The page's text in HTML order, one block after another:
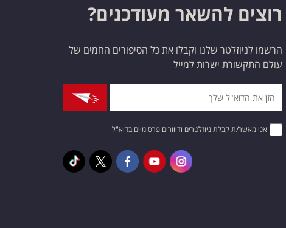
רוצים להשאר מעודכנים?
הרשמו לניוזלטר שלנו וקבלו את כל הסיפורים החמים של
עולם התקשורת ישרות למייל
אני מאשר/ת קבלת ניוזלטרים ודיוורים פרסומיים בדוא"ל